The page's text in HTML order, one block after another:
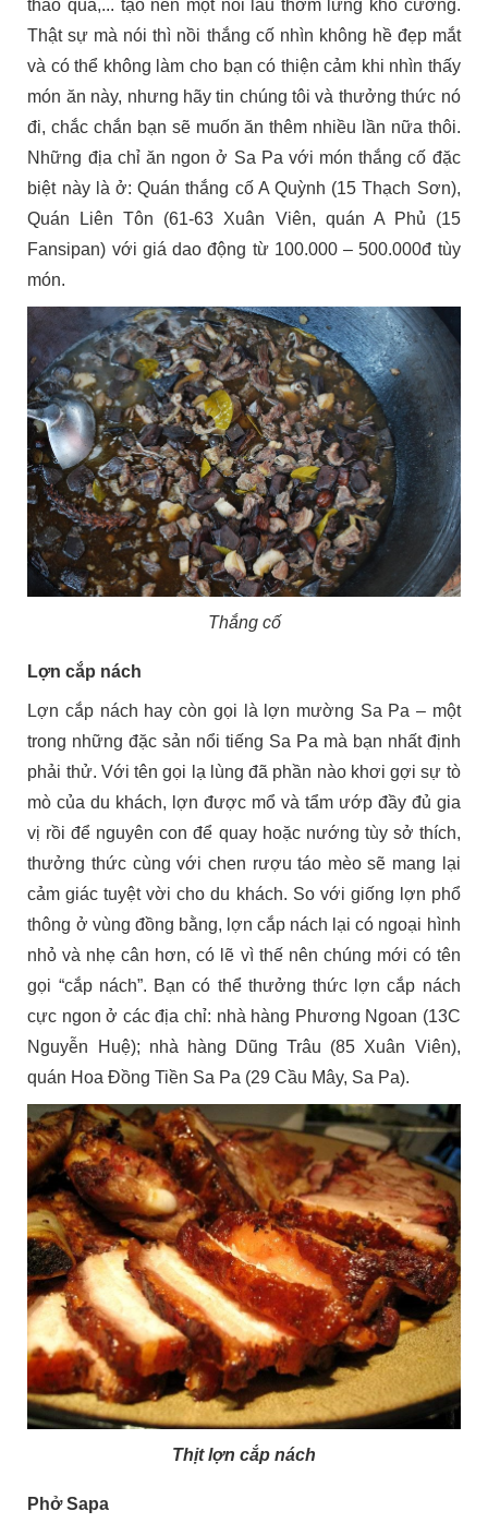
thảo quả,... tạo nên một nồi lẩu thơm lừng khó cưỡng.
Thật sự mà nói thì nồi thắng cố nhìn không hề đẹp mắt
và có thể không làm cho bạn có thiện cảm khi nhìn thấy
món ăn này, nhưng hãy tin chúng tôi và thưởng thức nó
đi, chắc chắn bạn sẽ muốn ăn thêm nhiều lần nữa thôi.
Những địa chỉ ăn ngon ở Sa Pa với món thắng cố đặc
biệt này là ở: Quán thắng cố A Quỳnh (15 Thạch Sơn),
Quán Liên Tôn (61-63 Xuân Viên, quán A Phủ (15
Fansipan) với giá dao động từ 100.000 – 500.000đ tùy
món.
Thắng cố
Lợn cắp nách
Lợn cắp nách hay còn gọi là lợn mường Sa Pa – một
trong những đặc sản nổi tiếng Sa Pa mà bạn nhất định
phải thử. Với tên gọi lạ lùng đã phần nào khơi gợi sự tò
mò của du khách, lợn được mổ và tẩm ướp đầy đủ gia
vị rồi để nguyên con để quay hoặc nướng tùy sở thích,
thưởng thức cùng với chen rượu táo mèo sẽ mang lại
cảm giác tuyệt vời cho du khách. So với giống lợn phổ
thông ở vùng đồng bằng, lợn cắp nách lại có ngoại hình
nhỏ và nhẹ cân hơn, có lẽ vì thế nên chúng mới có tên
gọi “cắp nách”. Bạn có thể thưởng thức lợn cắp nách
cực ngon ở các địa chỉ: nhà hàng Phương Ngoan (13C
Nguyễn Huệ); nhà hàng Dũng Trâu (85 Xuân Viên),
quán Hoa Đồng Tiền Sa Pa (29 Cầu Mây, Sa Pa).
Thịt lợn cắp nách
Phở Sapa